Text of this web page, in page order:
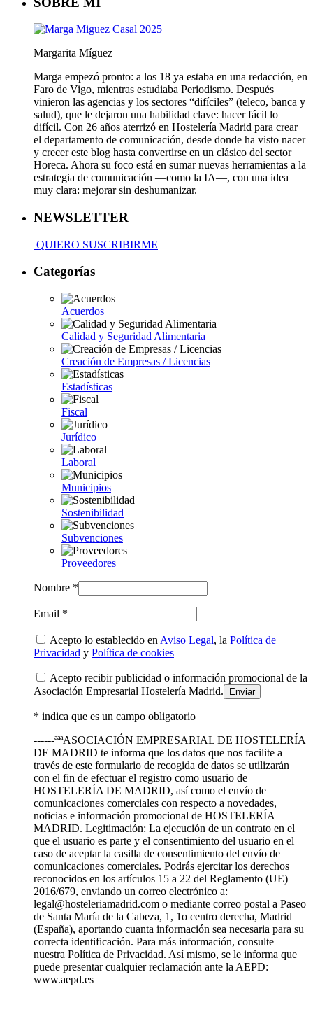
Margarita Míguez
Marga empezó pronto: a los 18 ya estaba en una redacción, en
Faro de Vigo, mientras estudiaba Periodismo. Después
vinieron las agencias y los sectores “difíciles” (teleco, banca y
salud), que le dejaron una habilidad clave: hacer fácil lo
difícil. Con 26 años aterrizó en Hostelería Madrid para crear
el departamento de comunicación, desde donde ha visto nacer
y crecer este blog hasta convertirse en un clásico del sector
Horeca. Ahora su foco está en sumar nuevas herramientas a la
estrategia de comunicación —como la IA—, con una idea
muy clara: mejorar sin deshumanizar.
NEWSLETTER
QUIERO SUSCRIBIRME
Categorías
Acuerdos
Calidad y Seguridad Alimentaria
Creación de Empresas / Licencias
Estadísticas
Fiscal
Jurídico
Laboral
Municipios
Sostenibilidad
Subvenciones
Proveedores
Nombre *
Email *
Acepto lo establecido en Aviso Legal, la Política de
Privacidad y Política de cookies
Acepto recibir publicidad o información promocional de la
Asociación Empresarial Hostelería Madrid.
* indica que es un campo obligatorio
------ªªªASOCIACIÓN EMPRESARIAL DE HOSTELERÍA
DE MADRID te informa que los datos que nos facilite a
través de este formulario de recogida de datos se utilizarán
con el fin de efectuar el registro como usuario de
HOSTELERÍA DE MADRID, así como el envío de
comunicaciones comerciales con respecto a novedades,
noticias e información promocional de HOSTELERÍA
MADRID. Legitimación: La ejecución de un contrato en el
que el usuario es parte y el consentimiento del usuario en el
caso de aceptar la casilla de consentimiento del envío de
comunicaciones comerciales. Podrás ejercitar los derechos
reconocidos en los artículos 15 a 22 del Reglamento (UE)
2016/679, enviando un correo electrónico a:
legal@hosteleriamadrid.com o mediante correo postal a Paseo
de Santa María de la Cabeza, 1, 1o centro derecha, Madrid
(España), aportando cuanta información sea necesaria para su
correcta identificación. Para más información, consulte
nuestra Política de Privacidad. Así mismo, se le informa que
puede presentar cualquier reclamación ante la AEPD:
www.aepd.es